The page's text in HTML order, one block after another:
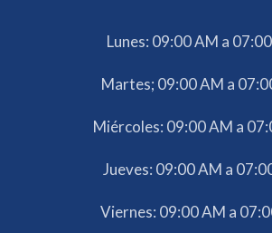
Lunes: 09:00 AM a
Martes; 09:00 AM a
Miércoles: 09:00 AM a
Jueves: 09:00 AM a
Viernes: 09:00 AM a